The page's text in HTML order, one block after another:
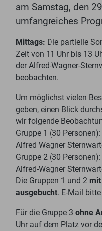
am Samstag, den
umfangreiches
Mittags: Die partielle
Zeit von 11 Uhr bis 13
der Alfred-Wagner-
beobachten.
Um möglichst vielen
geben, einen Blick
wir folgende
Gruppe 1 (30
Alfred Wagner
Gruppe 2 (30
Alfred-Wagner
Die Gruppen 1 und 2
ausgebucht. E-Mail bitte
Für die Gruppe 3 ohne
Uhr auf dem Platz vor